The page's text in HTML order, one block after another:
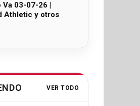
Va 03-07-26 |
Athletic y otros
VER TODO